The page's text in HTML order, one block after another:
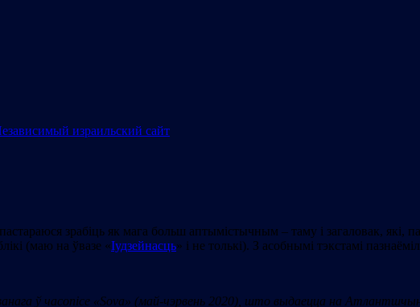
зрабіць як мага больш аптымістычным – таму і загаловак, які,
(маю на ўвазе «Іудзейнасць» i не толькі). З асобнымі тэкстамі
ў часопісе «Sovа» (май-чэрвень 2020), што выдаецца на